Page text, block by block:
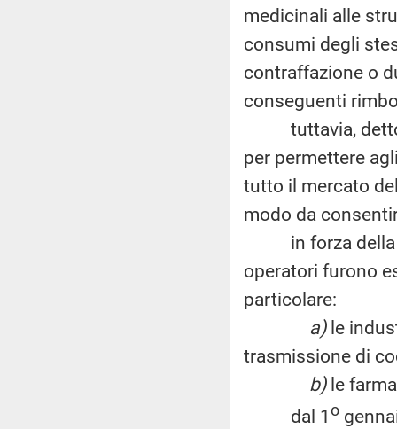
medicinali alle
consumi degli
contraffazione o
conseguenti
tuttavia, detto
per permettere
tutto il mercato
modo da
in forza della
operatori furono
particolare:
a)le
trasmissione di
b) le
dal 1o